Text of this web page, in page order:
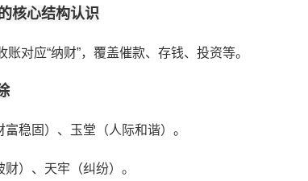
核心结构认识
账对应“纳财”，覆盖催款、存钱、投资等。
富稳固）、玉堂（人际和谐）。
财）、天牢（纠纷）。